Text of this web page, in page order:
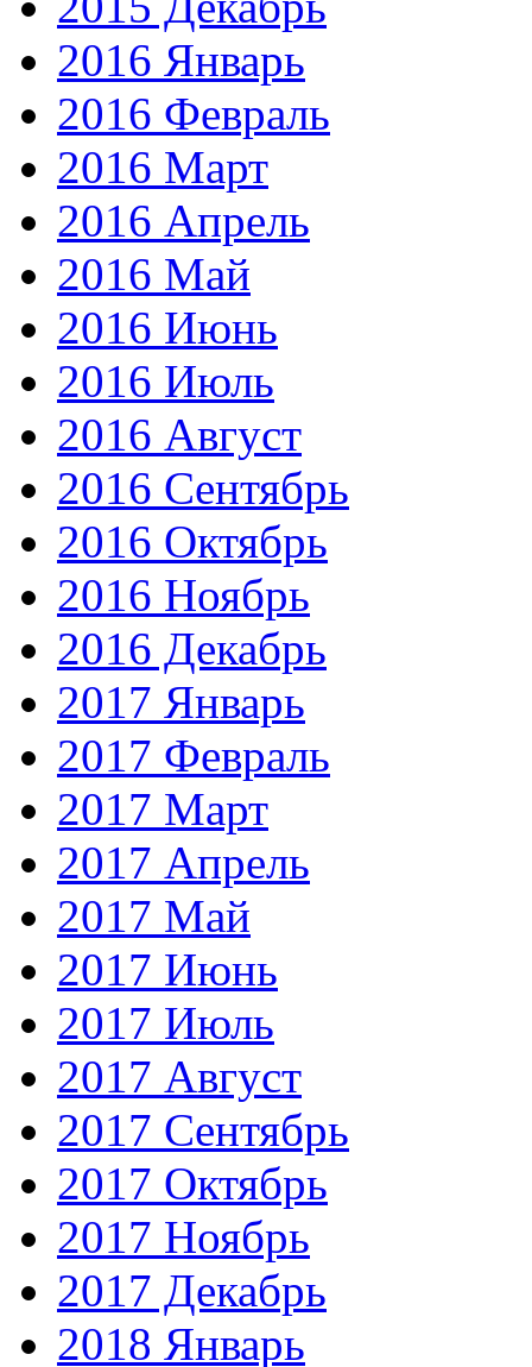
2016 Январь
2016 Февраль
2016 Март
2016 Апрель
2016 Май
2016 Июнь
2016 Июль
2016 Август
2016 Сентябрь
2016 Октябрь
2016 Ноябрь
2016 Декабрь
2017 Январь
2017 Февраль
2017 Март
2017 Апрель
2017 Май
2017 Июнь
2017 Июль
2017 Август
2017 Сентябрь
2017 Октябрь
2017 Ноябрь
2017 Декабрь
2018 Январь